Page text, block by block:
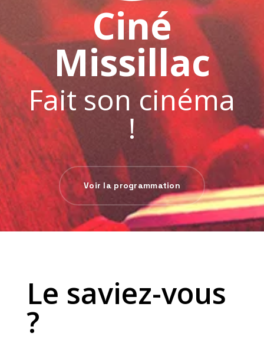
Ciné
Missillac
Fait son cinéma
!
Voir la programmation
Le saviez-vous
?